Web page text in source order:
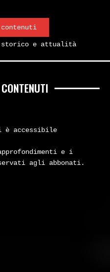
storico e attualità
è accessibile
e i
agli abbonati.